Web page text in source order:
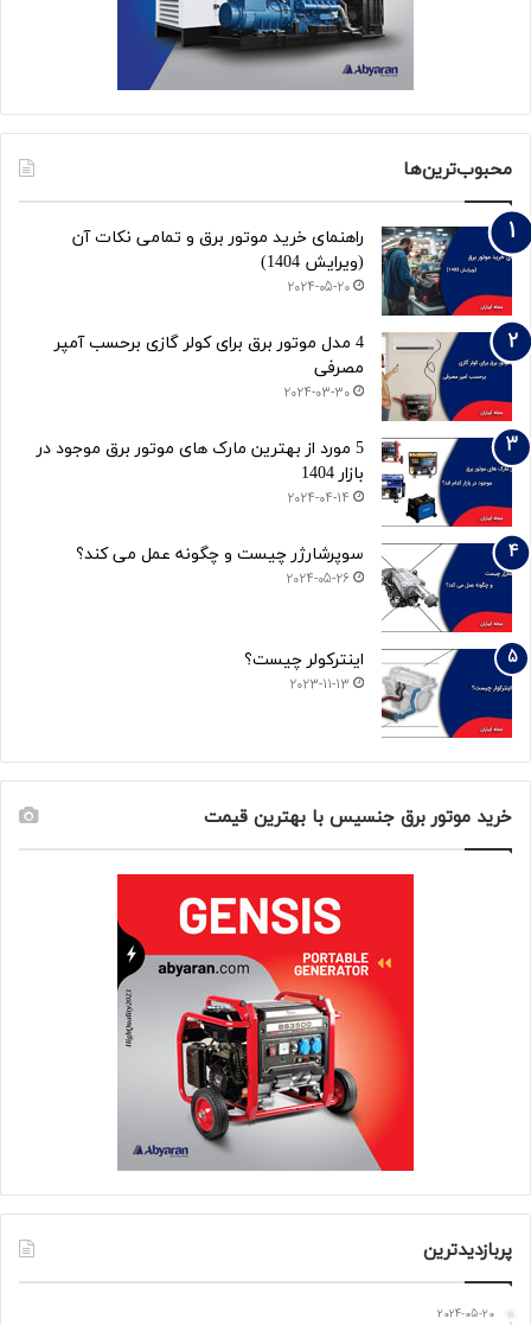
محبوب‌ترین‌ها
راهنمای خرید موتور برق و تمامی نکات آن
(ویرایش 1404)
2024-05-20
4 مدل موتور برق برای کولر گازی برحسب آمپر
مصرفی
2024-03-30
5 مورد از بهترین مارک های موتور برق موجود در
بازار 1404
2024-04-14
سوپرشارژر چیست و چگونه عمل می کند؟
2024-05-26
اینترکولر چیست؟
2023-11-13
خرید موتور برق جنسیس با بهترین قیمت
پربازدیدترین
2024-05-20